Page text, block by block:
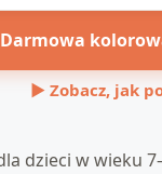
Darmowa
▶ Zobacz, jak
dzieci w wieku